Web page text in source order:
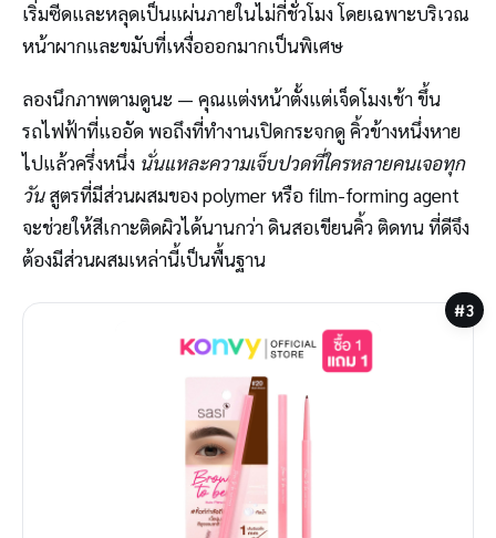
เริ่มซีดและหลุดเป็นแผ่นภายในไม่กี่ชั่วโมง โดยเฉพาะบริเวณ
หน้าผากและขมับที่เหงื่อออกมากเป็นพิเศษ
ลองนึกภาพตามดูนะ — คุณแต่งหน้าตั้งแต่เจ็ดโมงเช้า ขึ้น
รถไฟฟ้าที่แออัด พอถึงที่ทำงานเปิดกระจกดู คิ้วข้างหนึ่งหาย
ไปแล้วครึ่งหนึ่ง นั่นแหละความเจ็บปวดที่ใครหลายคนเจอทุก
วันสูตรที่มีส่วนผสมของ polymer หรือ film-forming agent
จะช่วยให้สีเกาะติดผิวได้นานกว่า ดินสอเขียนคิ้ว ติดทน ที่ดีจึง
ต้องมีส่วนผสมเหล่านี้เป็นพื้นฐาน
#3